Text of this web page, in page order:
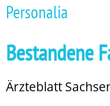
Personalia
Bestandene
Ärzteblatt